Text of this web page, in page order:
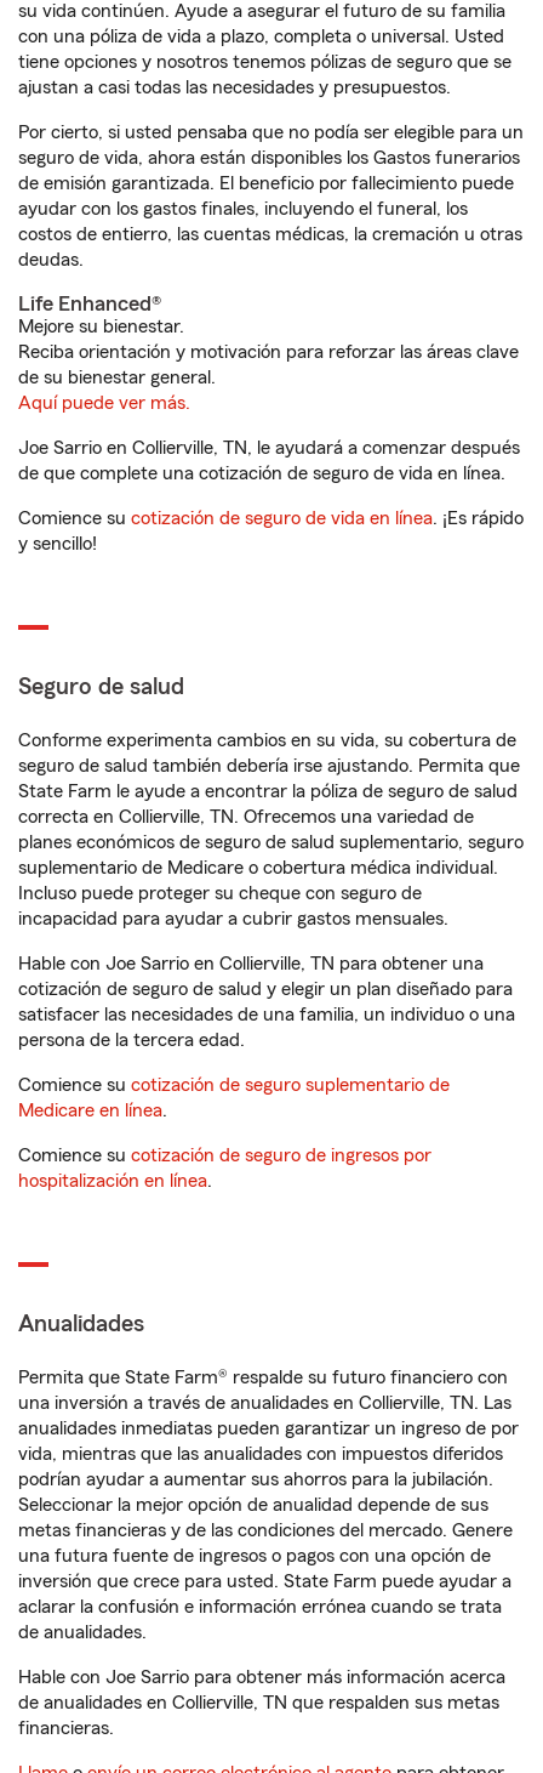
su vida continúen. Ayude a asegurar el futuro de su familia
con una póliza de vida a plazo, completa o universal. Usted
tiene opciones y nosotros tenemos pólizas de seguro que se
ajustan a casi todas las necesidades y presupuestos.
Por cierto, si usted pensaba que no podía ser elegible para un
seguro de vida, ahora están disponibles los Gastos funerarios
de emisión garantizada. El beneficio por fallecimiento puede
ayudar con los gastos finales, incluyendo el funeral, los
costos de entierro, las cuentas médicas, la cremación u otras
deudas.
Life Enhanced®
Mejore su bienestar.
Reciba orientación y motivación para reforzar las áreas clave
de su bienestar general.
Aquí puede ver más.
Joe Sarrio en Collierville, TN, le ayudará a comenzar después
de que complete una cotización de seguro de vida en línea.
Comience su cotización de seguro de vida en línea. ¡Es rápido
y sencillo!
Seguro de salud
Conforme experimenta cambios en su vida, su cobertura de
seguro de salud también debería irse ajustando. Permita que
State Farm le ayude a encontrar la póliza de seguro de salud
correcta en Collierville, TN. Ofrecemos una variedad de
planes económicos de seguro de salud suplementario, seguro
suplementario de Medicare o cobertura médica individual.
Incluso puede proteger su cheque con seguro de
incapacidad para ayudar a cubrir gastos mensuales.
Hable con Joe Sarrio en Collierville, TN para obtener una
cotización de seguro de salud y elegir un plan diseñado para
satisfacer las necesidades de una familia, un individuo o una
persona de la tercera edad.
Comience su cotización de seguro suplementario de
Medicare en línea.
Comience su cotización de seguro de ingresos por
hospitalización en línea.
Anualidades
Permita que State Farm® respalde su futuro financiero con
una inversión a través de anualidades en Collierville, TN. Las
anualidades inmediatas pueden garantizar un ingreso de por
vida, mientras que las anualidades con impuestos diferidos
podrían ayudar a aumentar sus ahorros para la jubilación.
Seleccionar la mejor opción de anualidad depende de sus
metas financieras y de las condiciones del mercado. Genere
una futura fuente de ingresos o pagos con una opción de
inversión que crece para usted. State Farm puede ayudar a
aclarar la confusión e información errónea cuando se trata
de anualidades.
Hable con Joe Sarrio para obtener más información acerca
de anualidades en Collierville, TN que respalden sus metas
financieras.